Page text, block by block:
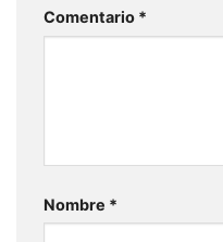
Comentario *
Nombre *